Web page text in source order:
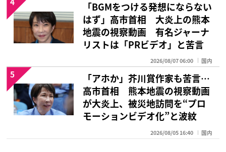
「BGMをつける発想にならない
はず」高市首相 大炎上の熊本
地震の視察動画 有名ジャーナ
リストは「PRビデオ」と苦言
2026/08/07 06:00 国内
「アホか」芥川賞作家も苦言…
高市首相 熊本地震の視察動画
が大炎上、被災地訪問を“プロ
モーションビデオ化”と波紋
2026/08/05 16:40 国内
5